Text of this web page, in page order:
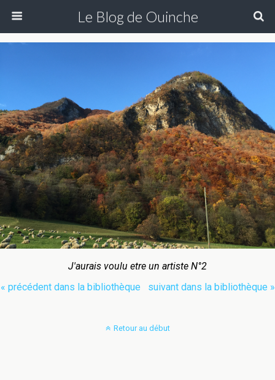
Le Blog de Ouinche
J'aurais voulu etre un artiste N°2
« précédent dans la bibliothèque
suivant dans la bibliothèque »
Retour au début